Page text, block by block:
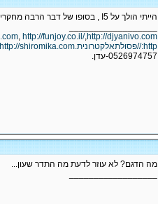
הייתי הולך על I5 , בסופו של דבר הרבה מחקרים באינטרנט מצביעים על הפרשים דיי נמוכים I7 VS I5 (תלוי כמובן בדגמים) ואם יש לך כזה הפרש בתדר בוודאי שהייתי בוחר מ I5 .
, http://funjoy.co.il/,http://djyanivo.com
http://פסולתאלקטרונית.com/
http://shiromika.com/
0526974757-עדן.
מה הדגם? לא עוזר לדעת מה התדר שעון...